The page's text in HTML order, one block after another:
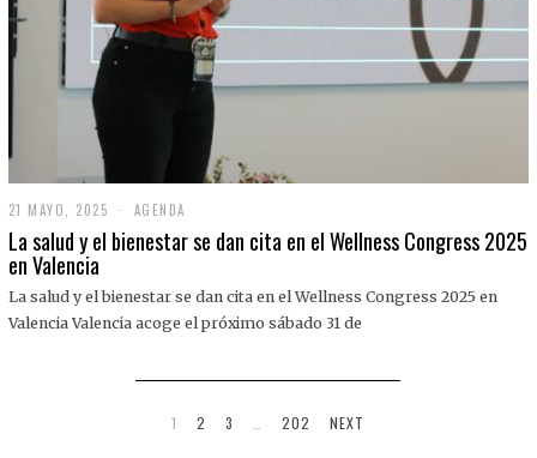
21 MAYO, 2025
1
M
O
,
AGENDA
La salud y el bienestar se dan cita en el Wellness Congress 2025
en Valencia
La salud y el bienestar se dan cita en el Wellness Congress 2025 en
Valencia Valencia acoge el próximo sábado 31 de
1 2 3 202 NEXT